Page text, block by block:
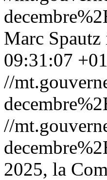
Marc
09:31:07
//
//
2025, la